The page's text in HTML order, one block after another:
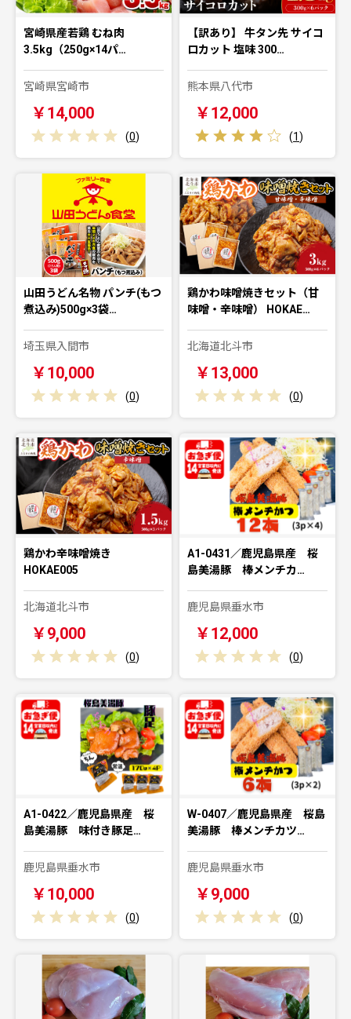
宮崎県産若鶏 むね肉
3.5kg（250g×14パ…
宮崎県宮崎市
￥14,000
(0)
【訳あり】 牛タン先 サイコ
ロカット 塩味 300…
熊本県八代市
￥12,000
(1)
山田うどん名物 パンチ(もつ
煮込み)500g×3袋…
埼玉県入間市
￥10,000
(0)
鶏かわ味噌焼きセット（甘
味噌・辛味噌） HOKAE…
北海道北斗市
￥13,000
(0)
鶏かわ辛味噌焼き
HOKAE005
北海道北斗市
￥9,000
(0)
A1-0431／鹿児島県産 桜
島美湯豚 棒メンチカ…
鹿児島県垂水市
￥12,000
(0)
A1-0422／鹿児島県産 桜
島美湯豚 味付き豚足…
鹿児島県垂水市
￥10,000
(0)
W-0407／鹿児島県産 桜島
美湯豚 棒メンチカツ…
鹿児島県垂水市
￥9,000
(0)